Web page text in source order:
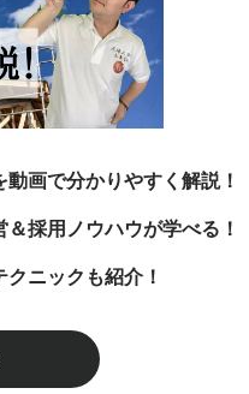
画で分かりやすく解説！
採用ノウハウが学べる！
ニックも紹介！